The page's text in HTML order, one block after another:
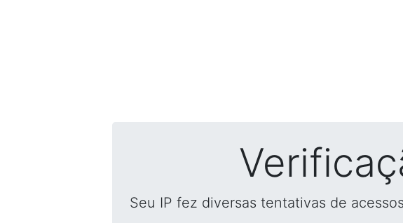
Seu IP fez diversas tentativas de